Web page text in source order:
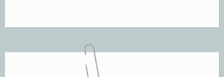
Halloween-
Party
Teil
7“